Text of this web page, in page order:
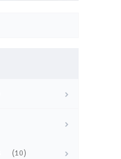
(10)